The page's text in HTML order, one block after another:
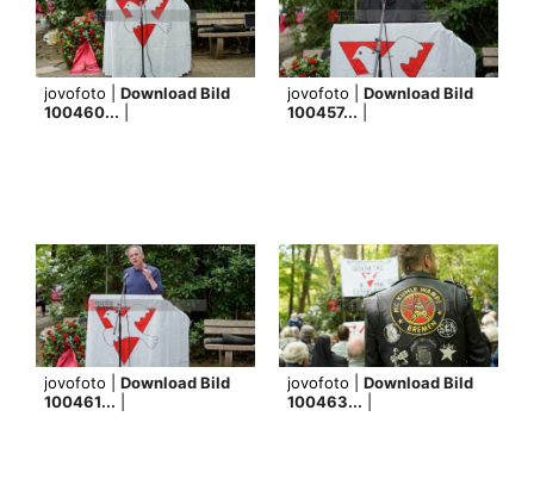
jovofoto | Download Bild
100460...
jovofoto | Download Bild
100457...
jovofoto | Download Bild
100461...
jovofoto | Download Bild
100463...